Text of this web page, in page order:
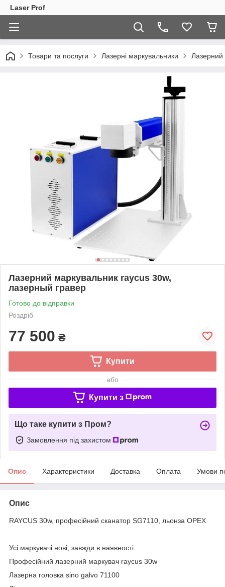
Laser Prof
Товари та послуги Лазерні маркувальники Лазерний
Лазерний маркувальник raycus 30w,
лазерный гравер
Готово до відправки
Роздріб
77 500 ₴
Купити
або
Купити з
Що таке купити з Пром?
Замовлення під захистом
Опис Характеристики Доставка Оплата Умови
Опис
RAYCUS 30w, професійний сканатор SG7110, льонза OPEX
Усі маркувачі нові, завжди в наявності
Професійний лазерний маркувач raycus 30w
Лазерна головка sino galvo 71100